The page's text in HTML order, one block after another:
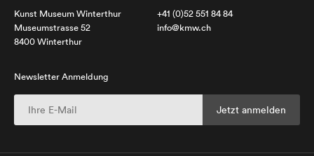
Kunst Museum Winterthur
Museumstrasse 52
8400 Winterthur
+41 (0)52 551 84 84
info@kmw.ch
Newsletter Anmeldung